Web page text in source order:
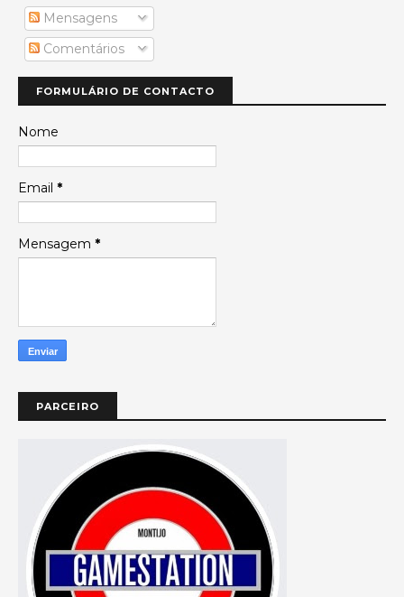
Mensagens
Comentários
FORMULÁRIO DE CONTACTO
Nome
Email *
Mensagem *
PARCEIRO